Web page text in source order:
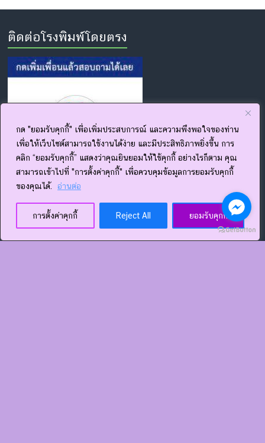
กด "ยอมรับคุกกี้" เพื่อเพิ่มประสบการณ์ และความพึงพอใจของท่าน
เพื่อให้เว็บไซต์สามารถใช้งานได้ง่าย และมีประสิทธิภาพยิ่งขึ้น การ
คลิก “ยอมรับคุกกี้” แสดงว่าคุณยินยอมให้ใช้คุกกี้ อย่างไรก็ตาม คุณ
สามารถเข้าไปที่ "การตั้งค่าคุกกี้" เพื่อควบคุมข้อมูลการยอมรับคุกกี้
ของคุณได้.
อ่านต่อ
การตั้งค่าคุกกี้ Reject All ยอมรับคุกกี้
ติดต่อโรงพิมพ์โดยตรง